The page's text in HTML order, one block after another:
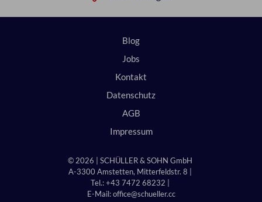
© 2026 | SCHÜLLER & SOHN GmbH
A-3300 Amstetten, Mitterfeldstr. 8 |
Tel.: +43 7472 68232 |
E-Mail:office@schueller.cc
Blog
Jobs
Kontakt
Datenschutz
AGB
Impressum